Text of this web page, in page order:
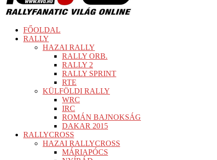
FŐOLDAL
RALLY
HAZAI RALLY
RALLY ORB.
RALLY 2
RALLY SPRINT
RTE
KÜLFÖLDI RALLY
WRC
IRC
ROMÁN BAJNOKSÁG
DAKAR 2015
RALLYCROSS
HAZAI RALLYCROSS
MÁRIAPÓCS